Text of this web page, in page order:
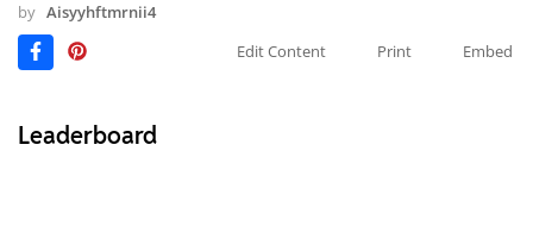
by Aisyyhftmrnii4
Edit Content
Print Embed
Leaderboard